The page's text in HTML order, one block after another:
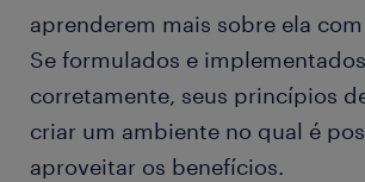
aprenderem mais sobre ela
Se formulados e implementados
corretamente, seus princípios
criar um ambiente no qual é
aproveitar os benefícios.